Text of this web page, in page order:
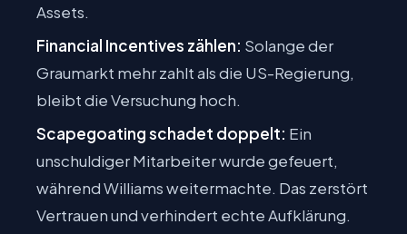
Assets.
Financial Incentives zählen: Solange der
Graumarkt mehr zahlt als die US-Regierung,
bleibt die Versuchung hoch.
Scapegoating schadet doppelt: Ein
unschuldiger Mitarbeiter wurde gefeuert,
während Williams weitermachte. Das zerstört
Vertrauen und verhindert echte Aufklärung.